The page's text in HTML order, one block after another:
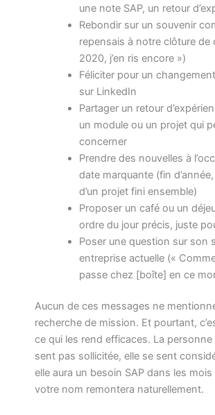
une note SAP, un retour
Rebondir sur un souvenir
repensais à notre clôture de
2020, j’en ris encore »)
Féliciter pour un
sur LinkedIn
Partager un retour
un module ou un projet qui
concerner
Prendre des nouvelles à
date marquante (fin
d’un projet fini ensemble)
Proposer un café ou un
ordre du jour précis, juste
Poser une question sur son
entreprise actuelle («
passe chez [boîte] en ce
Aucun de ces messages ne
recherche de mission. Et pourtant,
ce qui les rend efficaces. La
sent pas sollicitée, elle se sent
elle aura un besoin SAP dans les
votre nom remontera naturellement.